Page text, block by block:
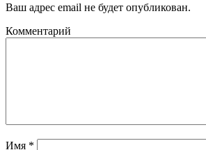
Ваш адрес email не будет опубликован.
Комментарий
Имя *